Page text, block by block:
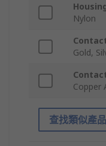
Nylon
Gold,
Copper
查找類似產品